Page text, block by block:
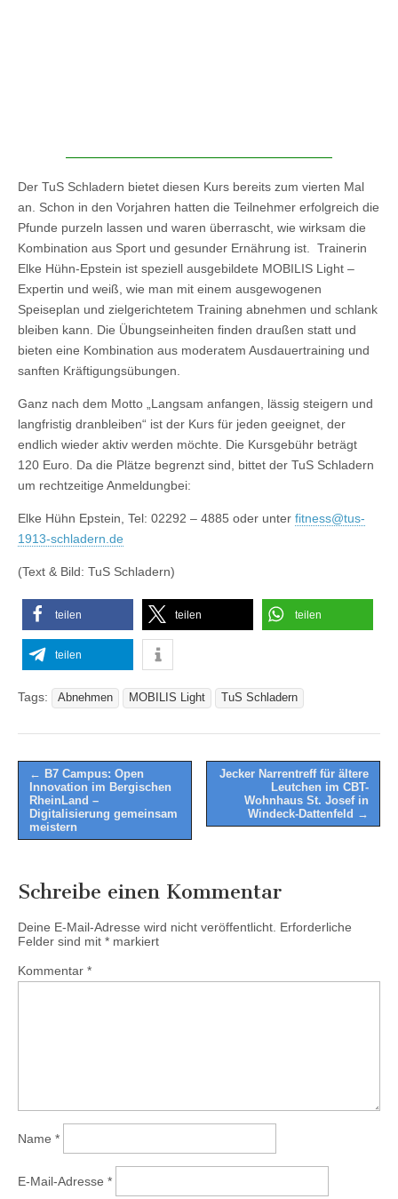
Der TuS Schladern bietet diesen Kurs bereits zum vierten Mal
an. Schon in den Vorjahren hatten die Teilnehmer erfolgreich die
Pfunde purzeln lassen und waren überrascht, wie wirksam die
Kombination aus Sport und gesunder Ernährung ist. Trainerin
Elke Hühn-Epstein ist speziell ausgebildete MOBILIS Light –
Expertin und weiß, wie man mit einem ausgewogenen
Speiseplan und zielgerichtetem Training abnehmen und schlank
bleiben kann. Die Übungseinheiten finden draußen statt und
bieten eine Kombination aus moderatem Ausdauertraining und
sanften Kräftigungsübungen.
Ganz nach dem Motto „Langsam anfangen, lässig steigern und
langfristig dranbleiben“ ist der Kurs für jeden geeignet, der
endlich wieder aktiv werden möchte. Die Kursgebühr beträgt
120 Euro. Da die Plätze begrenzt sind, bittet der TuS Schladern
um rechtzeitige Anmeldungbei:
Elke Hühn Epstein, Tel: 02292 – 4885 oder unter fitness@tus-
1913-schladern.de
(Text & Bild: TuS Schladern)
teilen teilen teilen
teilen
Tags: Abnehmen MOBILIS Light TuS Schladern
Post
navigation
← B7 Campus: Open
Innovation im Bergischen
RheinLand –
Digitalisierung gemeinsam
meistern
Jecker Narrentreff für ältere
Leutchen im CBT-
Wohnhaus St. Josef in
Windeck-Dattenfeld →
Schreibe einen Kommentar
Deine E-Mail-Adresse wird nicht veröffentlicht. Erforderliche
Felder sind mit * markiert
Kommentar *
Name *
E-Mail-Adresse *